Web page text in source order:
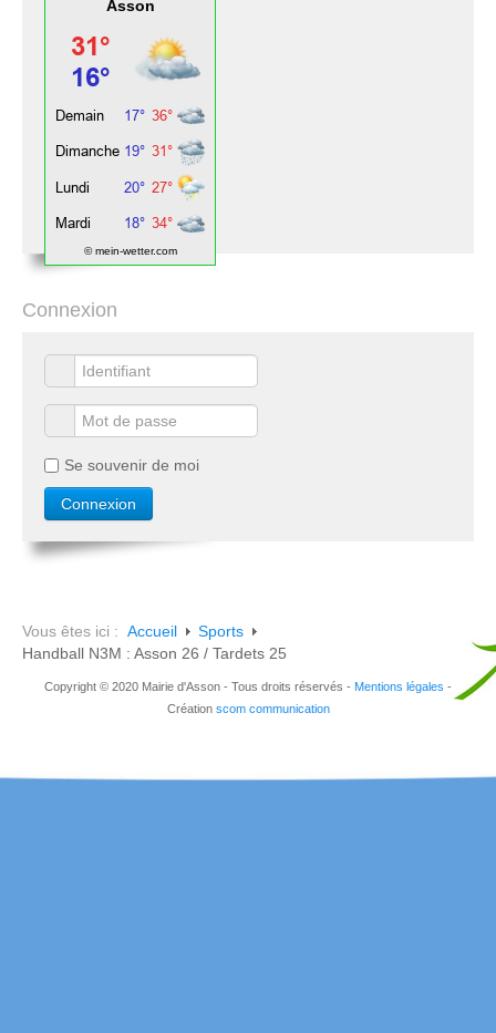
Asson
© mein-wetter.com
Connexion
Se souvenir de moi
Vous êtes ici : Accueil
Sports
Handball N3M : Asson 26 / Tardets 25
Copyright © 2020 Mairie d'Asson - Tous droits réservés - Mentions légales -
Création scom communication